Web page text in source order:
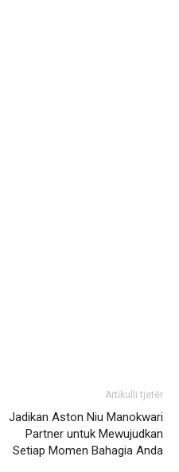
Artikulli tjetër
Jadikan Aston Niu Manokwari
Partner untuk Mewujudkan
Setiap Momen Bahagia Anda